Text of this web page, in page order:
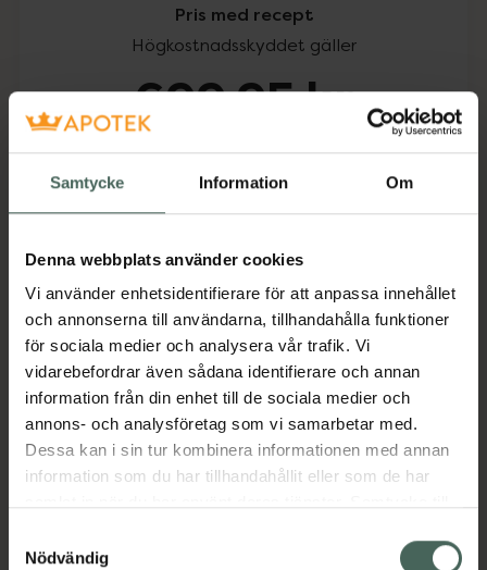
Samtycke Information Om
Denna webbplats använder cookies
Vi använder enhetsidentifierare för att anpassa innehållet
och annonserna till användarna, tillhandahålla funktioner
för sociala medier och analysera vår trafik. Vi
vidarebefordrar även sådana identifierare och annan
information från din enhet till de sociala medier och
annons- och analysföretag som vi samarbetar med.
Dessa kan i sin tur kombinera informationen med annan
information som du har tillhandahållit eller som de har
återkalla ditt samtycke via webbplatsens
Nödvändig
Pris med recept
Högkostnadsskyddet gäller
699,95 kr
Aktuella erbjudanden
Beskrivning
Läs alltid bipacksedeln innan
användning.